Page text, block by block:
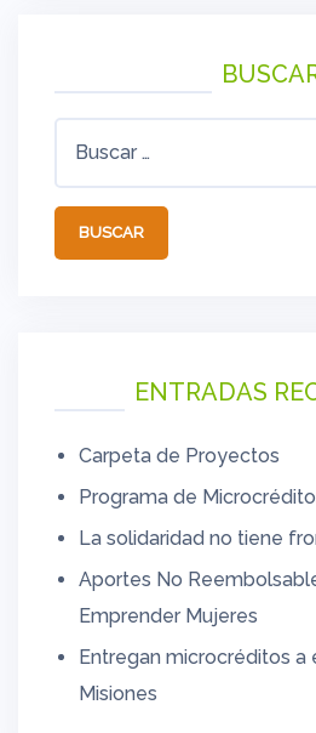
ENTRADAS
Carpeta de Proyectos
Programa de
La solidaridad no tiene
Aportes No
Emprender Mujeres
Entregan microcréditos
Misiones